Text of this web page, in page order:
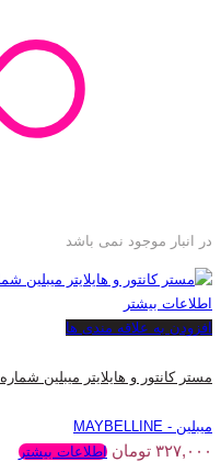
در انبار موجود نمی باشد
اطلاعات بیشتر
افزودن به علاقه مندی ها
مستر کانتور و هایلایتر میبلین شماره 015
میبلین - MAYBELLINE
۳۲۷,۰۰۰ تومان اطلاعات بیشتر